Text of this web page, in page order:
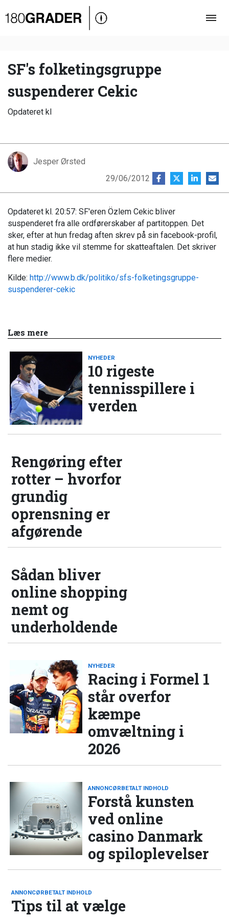
Oversigt
Debat
Video
Podcast
SF's folketingsgruppe
suspenderer Cekic
Opdateret kl
Jesper Ørsted
29/06/2012
Opdateret kl. 20:57: SF'eren Özlem Cekic bliver
suspenderet fra alle ordførerskaber af partitoppen. Det
sker, efter at hun fredag aften skrev på sin facebook-profil,
at hun stadig ikke vil stemme for skatteaftalen. Det skriver
flere medier.
Kilde: http://www.b.dk/politiko/sfs-folketingsgruppe-
suspenderer-cekic
Læs mere
NYHEDER
10 rigeste
tennisspillere i
verden
Rengøring efter
rotter – hvorfor
grundig
oprensning er
afgørende
Sådan bliver
online shopping
nemt og
underholdende
NYHEDER
Racing i Formel 1
står overfor
kæmpe
omvæltning i
2026
ANNONCØRBETALT INDHOLD
Forstå kunsten
ved online
casino Danmark
og spiloplevelser
ANNONCØRBETALT INDHOLD
Tips til at vælge